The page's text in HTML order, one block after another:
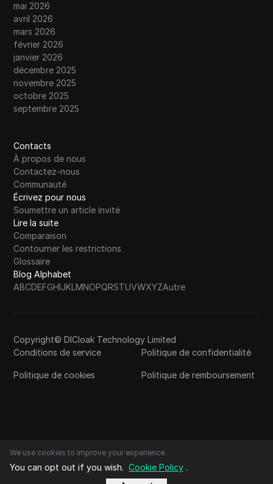
mai 2026
avril 2026
mars 2026
février 2026
janvier 2026
décembre 2025
novembre 2025
octobre 2025
septembre 2025
Contacts
À propos de nous
Contactez-nous
Communauté
Écrivez pour nous
Soumettre un article invité
Lire la suite
Comparaison
Contourner les restrictions
Glossaire
Blog Alphabet
ABCDEFGHIJKLMNOPQRSTUVWXYZAutre
Copyright© DICloak Technology Limited
Conditions de service
Politique de confidentialité
Politique de cookies Politique de remboursement
We use cookies to improve your experience.
You can opt out if you wish. Cookie Policy .